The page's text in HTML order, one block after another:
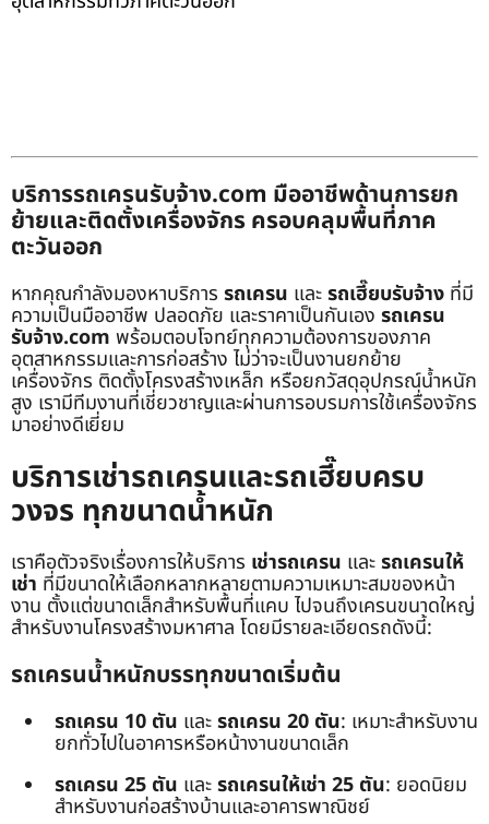
บริการรถเครนรับจ้าง.com มืออาชีพด้านการยก
ย้ายและติดตั้งเครื่องจักร ครอบคลุมพื้นที่ภาค
ตะวันออก
หากคุณกำลังมองหาบริการ รถเครน และรถเฮี๊ยบรับจ้าง ที่มี
ความเป็นมืออาชีพ ปลอดภัย และราคาเป็นกันเอง รถเครน
รับจ้าง.com พร้อมตอบโจทย์ทุกความต้องการของภาค
อุตสาหกรรมและการก่อสร้าง ไม่ว่าจะเป็นงานยกย้าย
เครื่องจักร ติดตั้งโครงสร้างเหล็ก หรือยกวัสดุอุปกรณ์น้ำหนัก
สูง เรามีทีมงานที่เชี่ยวชาญและผ่านการอบรมการใช้เครื่องจักร
มาอย่างดีเยี่ยม
บริการเช่ารถเครนและรถเฮี๊ยบครบ
วงจร ทุกขนาดน้ำหนัก
เราคือตัวจริงเรื่องการให้บริการ เช่ารถเครน และรถเครนให้
เช่า ที่มีขนาดให้เลือกหลากหลายตามความเหมาะสมของหน้า
งาน ตั้งแต่ขนาดเล็กสำหรับพื้นที่แคบ ไปจนถึงเครนขนาดใหญ่
สำหรับงานโครงสร้างมหาศาล โดยมีรายละเอียดรถดังนี้:
รถเครนน้ำหนักบรรทุกขนาดเริ่มต้น
รถเครน 10 ตัน และรถเครน 20 ตัน: เหมาะสำหรับงาน
ยกทั่วไปในอาคารหรือหน้างานขนาดเล็ก
รถเครน 25 ตัน และรถเครนให้เช่า 25 ตัน: ยอดนิยม
สำหรับงานก่อสร้างบ้านและอาคารพาณิชย์